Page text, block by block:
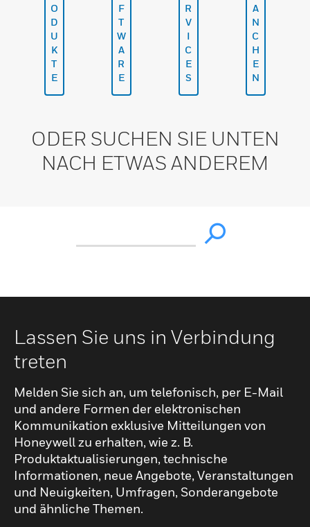
O
D
U
K
T
E
F
T
W
A
R
E
R
V
I
C
E
S
A
N
C
H
E
N
ODER SUCHEN SIE UNTEN
NACH ETWAS ANDEREM
Lassen Sie uns in Verbindung
treten
Melden Sie sich an, um telefonisch, per E-Mail
und andere Formen der elektronischen
Kommunikation exklusive Mitteilungen von
Honeywell zu erhalten, wie z. B.
Produktaktualisierungen, technische
Informationen, neue Angebote, Veranstaltungen
und Neuigkeiten, Umfragen, Sonderangebote
und ähnliche Themen.